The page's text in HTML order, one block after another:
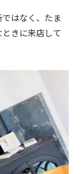
はなく、たま
きに来店して